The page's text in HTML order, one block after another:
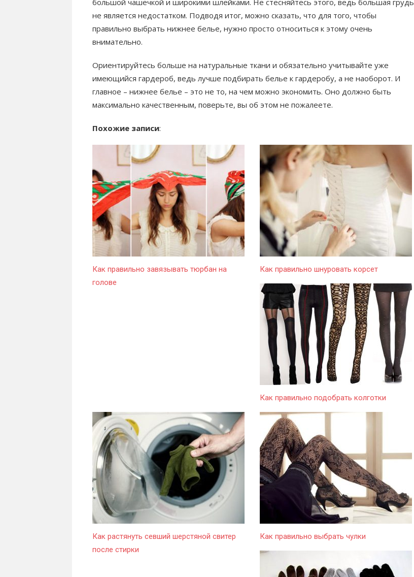
большой чашечкой и широкими шлейками. Не стесняйтесь этого, ведь большая грудь
не является недостатком. Подводя итог, можно сказать, что для того, чтобы
правильно выбрать нижнее белье, нужно просто относиться к этому очень
внимательно.
Ориентируйтесь больше на натуральные ткани и обязательно учитывайте уже
имеющийся гардероб, ведь лучше подбирать белье к гардеробу, а не наоборот. И
главное – нижнее белье – это не то, на чем можно экономить. Оно должно быть
максимально качественным, поверьте, вы об этом не пожалеете.
Похожие записи:
Как правильно завязывать тюрбан на
голове
Как правильно шнуровать корсет
Как правильно подобрать колготки
Как растянуть севший шерстяной свитер
после стирки
Как правильно выбрать чулки